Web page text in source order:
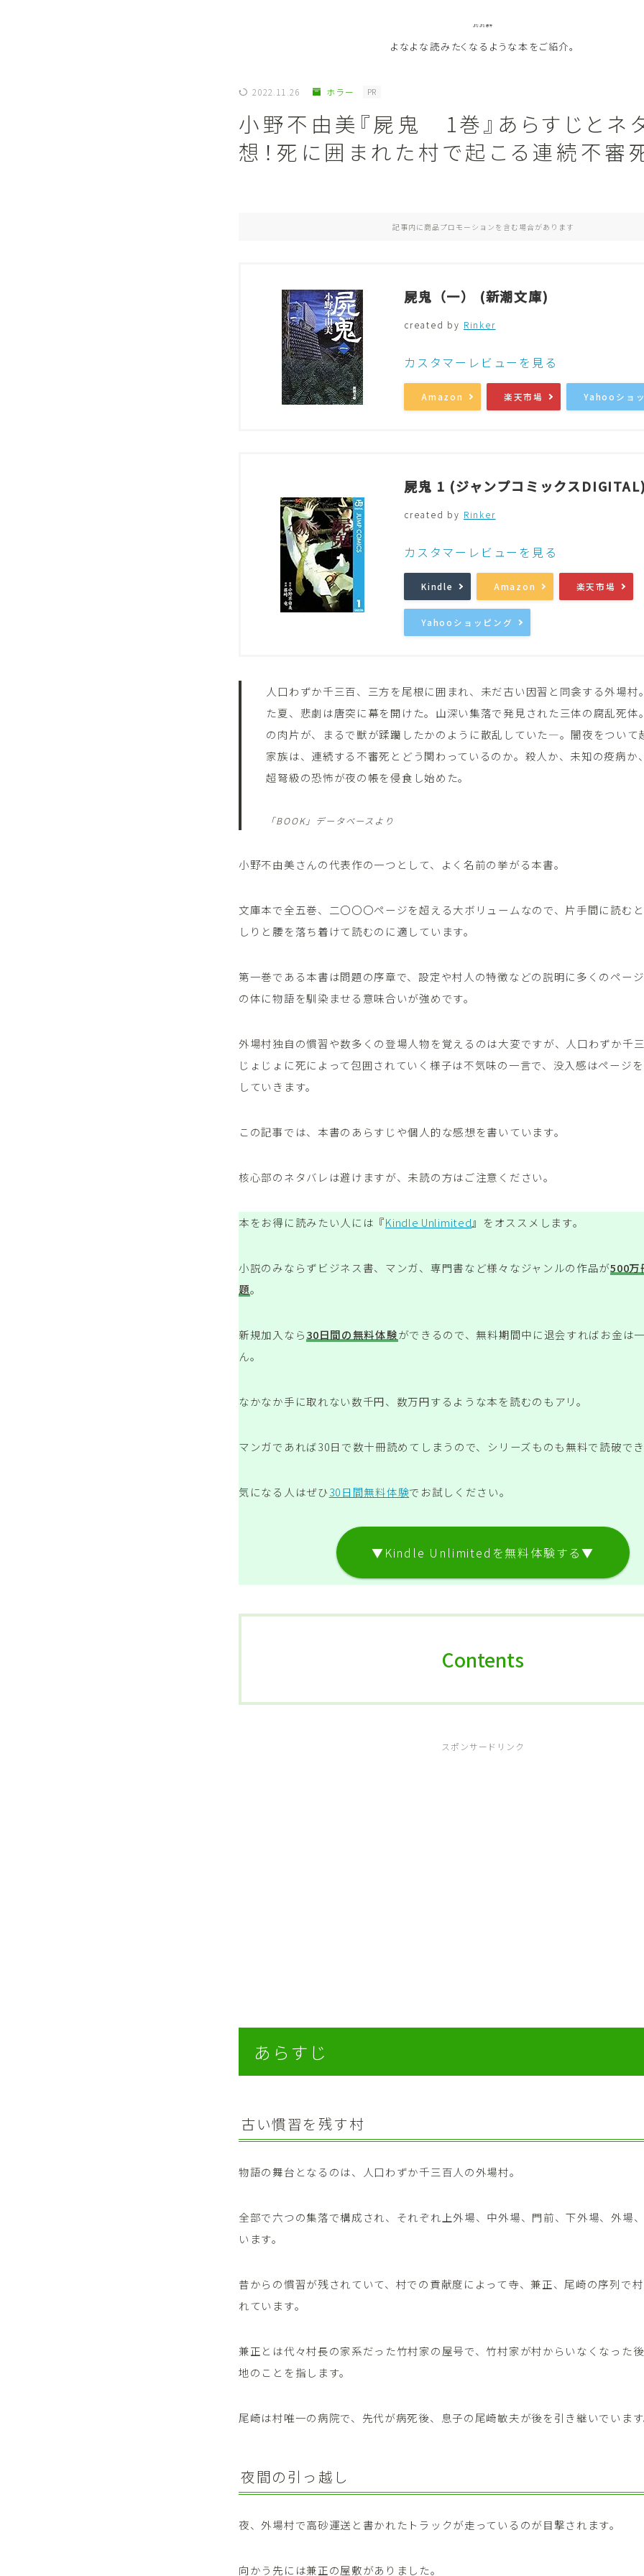
よなよな書房
よなよな読みたくなるような本をご紹介。
ジャンル Genre
作者別おすすめ Author
音楽 Music
2022.11.26 ホラー PR
小野不由美『屍鬼 1巻』あらすじとネ
想！死に囲まれた村で起こる連続不審
記事内に商品プロモーションを含む場合があります
屍鬼（一） (新潮文庫)
created by Rinker
カスタマーレビューを見る
Amazon 楽天市場 Yahooショ
屍鬼 1 (ジャンプコミックス
created by Rinker
カスタマーレビューを見る
Kindle Amazon 楽天市場
Yahooショッピング
人口わずか千三百、三方を尾根に囲まれ、未だ古い因習と同衾する外場村
た夏、悲劇は唐突に幕を開けた。山深い集落で発見された三体の腐乱死体
の肉片が、まるで獣が蹂躪したかのように散乱していた―。闇夜をついて
家族は、連続する不審死とどう関わっているのか。殺人か、未知の疫病
超弩級の恐怖が夜の帳を侵食し始めた。
「BOOK」データベースより
小野不由美さんの代表作の一つとして、よく名前の挙がる本書。
文庫本で全五巻、二〇〇〇ページを超える大ボリュームなので、片手間に読む
しりと腰を落ち着けて読むのに適しています。
第一巻である本書は問題の序章で、設定や村人の特徴などの説明に多くのペー
の体に物語を馴染ませる意味合いが強めです。
外場村独自の慣習や数多くの登場人物を覚えるのは大変ですが、人口わずか千
じょじょに死によって包囲されていく様子は不気味の一言で、没入感はページ
していきます。
この記事では、本書のあらすじや個人的な感想を書いています。
核心部のネタバレは避けますが、未読の方はご注意ください。
本をお得に読みたい人には『Kindle Unlimited』をオススメします。
小説のみならずビジネス書、マンガ、専門書など様々なジャンルの作品が500万
題。
新規加入なら30日間の無料体験ができるので、無料期間中に退会すればお金は
ん。
なかなか手に取れない数千円、数万円するような本を読むのもアリ。
マンガであれば30日で数十冊読めてしまうので、シリーズものも無料で読破で
気になる人はぜひ30日間無料体験でお試しください。
▼Kindle Unlimitedを無料体験する▼
Contents
スポンサードリンク
あらすじ
古い慣習を残す村
物語の舞台となるのは、人口わずか千三百人の外場村。
全部で六つの集落で構成され、それぞれ上外場、中外場、門前、下外場、外場
います。
昔からの慣習が残されていて、村での貢献度によって寺、兼正、尾崎の序列で
れています。
兼正とは代々村長の家系だった竹村家の屋号で、竹村家が村からいなくなった
地のことを指します。
尾崎は村唯一の病院で、先代が病死後、息子の尾崎敏夫が後を引き継いでいま
夜間の引っ越し
夜、外場村で高砂運送と書かれたトラックが走っているのが目撃されます。
向かう先には兼正の屋敷がありました。